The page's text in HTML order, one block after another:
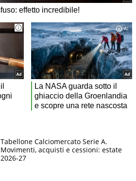
Tabellone Calciomercato Serie A.
Movimenti, acquisti e cessioni: estate
2026-27